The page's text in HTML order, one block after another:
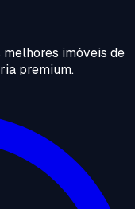
imóveis de
premium.